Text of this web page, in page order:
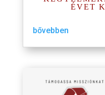
ÉVET
bővebben